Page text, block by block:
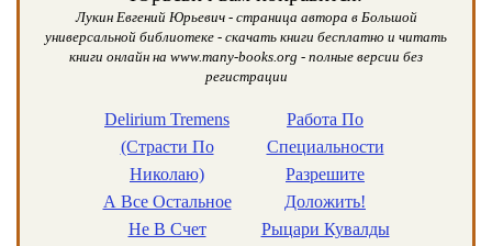
Лукин Евгений Юрьевич - страница автора в Большой
универсальной библиотеке - скачать книги бесплатно и читать
книги онлайн на www.many-books.org - полные версии без
регистрации
Dеlirium Trеmеns
(Страсти По
Николаю)
А Все Остальное
Не В Счет
Работа По
Специальности
Разрешите
Доложить!
Рыцари Кувалды